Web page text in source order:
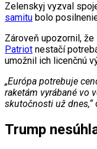
Zelenskyj vyzval
samitu bolo
Zároveň upozornil,
Patriot nestačí
umožnil ich licenčnú
„Európa potrebuje
raketám vyrábané vo
skutočnosti už dnes,“
Trump